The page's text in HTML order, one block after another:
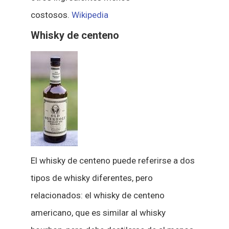
costosos. Wikipedia
Whisky de centeno
El whisky de centeno puede referirse a dos
tipos de whisky diferentes, pero
relacionados: el whisky de centeno
americano, que es similar al whisky